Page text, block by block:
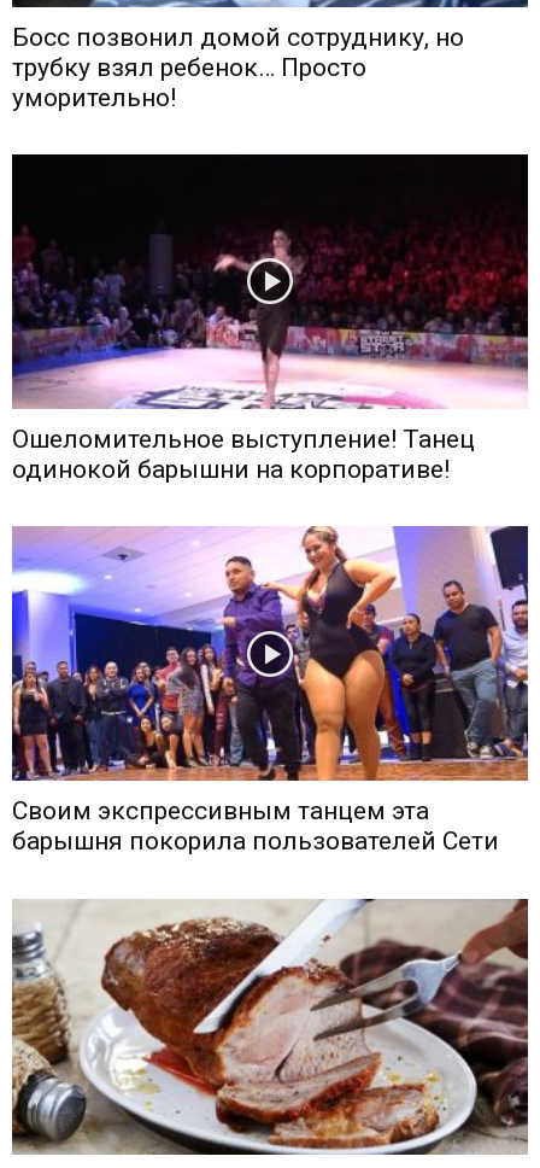
Босс позвонил домой сотруднику, но
трубку взял ребенок… Просто
уморительно!
Ошеломительное выступление! Танец
одинокой барышни на корпоративе!
Своим экспрессивным танцем эта
барышня покорила пользователей Сети